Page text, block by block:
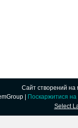
Сайт створений на
Поскаржитися на
Select